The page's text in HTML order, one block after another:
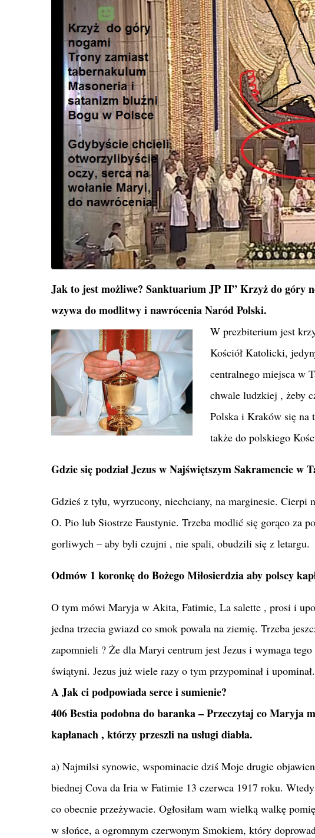
Jak to jest możliwe? Sanktuarium JP II” Krzyż do góry
wzywa do modlitwy i nawrócenia Naród Polski.
W prezbiterium jest
Kościół Katolicki,
centralnego miejsca w
chwale ludzkiej , żeby
Polska i Kraków się na
także do polskiego
Gdzie się podział Jezus w Najświętszym Sakramencie w
Gdzieś z tyłu, wyrzucony, niechciany, na marginesie. Cierpi
O. Pio lub Siostrze Faustynie. Trzeba modlić się gorąco za
gorliwych – aby byli czujni , nie spali, obudzili się z letargu.
Odmów 1 koronkę do Bożego Miłosierdzia aby polscy
O tym mówi Maryja w Akita, Fatimie, La salette , prosi i
jedna trzecia gwiazd co smok powala na ziemię. Trzeba
zapomnieli ? Że dla Maryi centrum jest Jezus i wymaga
świątyni. Jezus już wiele razy o tym przypominał i upominał.
A Jak ci podpowiada serce i sumienie?
406 Bestia podobna do baranka – Przeczytaj co Maryja
kapłanach , którzy przeszli na usługi diabła.
a) Najmilsi synowie, wspominacie dziś Moje drugie
biednej Cova da Iria w Fatimie 13 czerwca 1917 roku.
co obecnie przeżywacie. Ogłosiłam wam wielką walkę
w słońce, a ogromnym czerwonym Smokiem, który